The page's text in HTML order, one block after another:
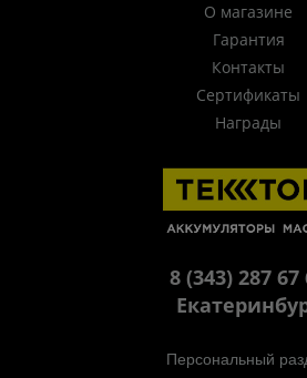
О магазине
Гарантия
Контакты
Сертификаты
Награды
8 (343) 287 67
Персональный